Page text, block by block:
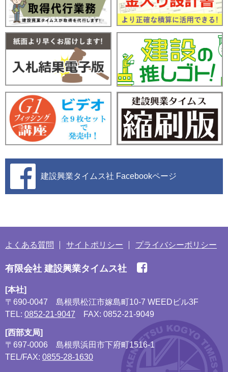
建設興業タイムス社 Facebookページ
よくある質問 サイトポリシー プライバシーポリシー
有限会社 建設興業タイムス社
[本社]
〒690-0047
島根県松江市嫁島町10-7 WEEDビル3F
TEL: 0852-21-9047 FAX: 0852-21-9049
[西部支局]
〒697-0006
島根県浜田市下府町1516-1
TEL/FAX: 0855-28-1630